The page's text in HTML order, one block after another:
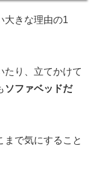
大きな理由の1
たり、立てかけて
ソファベッドだ
まで気にすること